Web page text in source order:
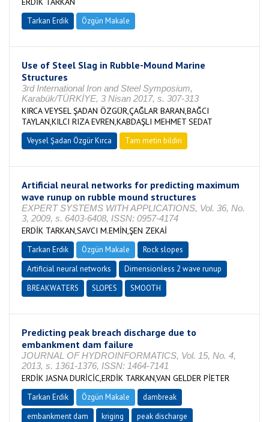
Tarkan Erdik Özgün Makale
Use of Steel Slag in Rubble-Mound Marine
Structures
3rd International Iron and Steel Symposium,
Karabük/TÜRKİYE, 3 Nisan 2017, s. 307-313
KIRCA VEYSEL ŞADAN ÖZGÜR,ÇAĞLAR BARAN,BAĞCI
TAYLAN,KILCI RIZA EVREN,KABDAŞLI MEHMET SEDAT
Veysel Şadan Özgür Kırca Tam metin bildiri
Artificial neural networks for predicting maximum
wave runup on rubble mound structures
EXPERT SYSTEMS WITH APPLICATIONS, Vol. 36, No.
3, 2009, s. 6403-6408, ISSN: 0957-4174
ERDİK TARKAN,SAVCI M.EMİN,ŞEN ZEKAİ
Tarkan Erdik Özgün Makale
Rock slopes
Artificial neural networks
Dimensionless 2 wave runup
BREAKWATERS
SLOPES SMOOTH
Predicting peak breach discharge due to
embankment dam failure
JOURNAL OF HYDROINFORMATICS, Vol. 15, No. 4,
2013, s. 1361-1376, ISSN: 1464-7141
ERDİK JASNA DURİCİC,ERDİK TARKAN,VAN GELDER PİETER
Tarkan Erdik Özgün Makale
dambreak
embankment dam
kriging
peak discharge